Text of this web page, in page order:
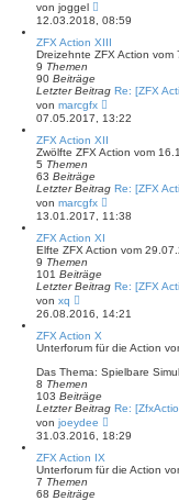
e
i
von joggel
e
u
e
s
r
B
e
t
r
12.03.2018, 08:59
ZFX Action XIII
Dreizehnte ZFX Action
9 Themen
90 Beiträge
Letzter Beitrag Re: [ZFX
von marcgfx
e
u
e
s
r
B
e
i
r
07.05.2017, 13:22
ZFX Action XII
Zwölfte ZFX Action vom
5 Themen
63 Beiträge
Letzter Beitrag Re: [ZFX
von marcgfx
e
u
s
r
B
e
i
r
g
13.01.2017, 11:38
ZFX Action XI
Elfte ZFX Action vom
9 Themen
101 Beiträge
Letzter Beitrag Re: [ZFX
von xq
e
u
e
s
e
r
B
e
t
r
a
g
26.08.2016, 14:21
ZFX Action X
Unterforum für die Action
Das Thema: Spielbare
8 Themen
103 Beiträge
Letzter Beitrag Re:
von joeydee
e
u
s
31.03.2016, 18:29
ZFX Action IX
Unterforum für die Action
7 Themen
68 Beiträge